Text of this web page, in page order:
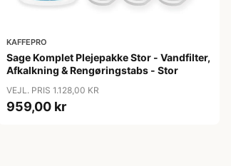
KAFFEPRO
Sage Komplet Plejepakke Stor - Vandfilter,
Afkalkning & Rengøringstabs - Stor
VEJL. PRIS 1.128,00 KR
959,00 kr